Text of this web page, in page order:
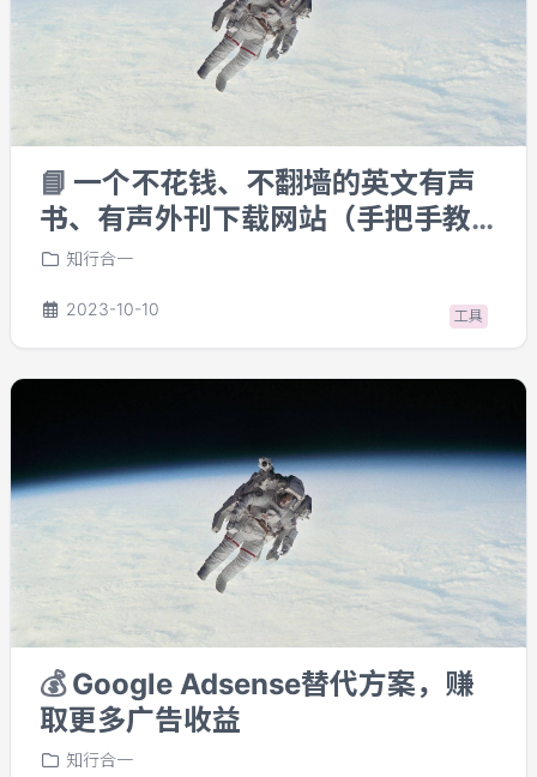
📘 一个不花钱、不翻墙的英文有声
书、有声外刊下载网站（手把手教
你用）
知行合一
2023-10-10 工具
💰Google Adsense替代方案，赚
取更多广告收益
知行合一